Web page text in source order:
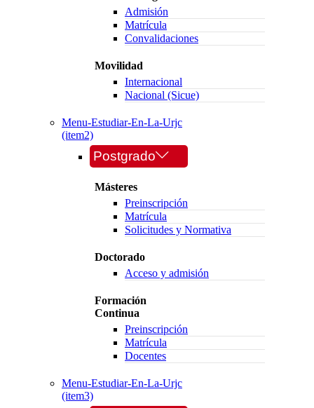
Admisión
Matrícula
Convalidaciones
Movilidad
Internacional
Nacional (Sicue)
Menu-Estudiar-En-La-Urjc
(item2)
Postgrado
Másteres
Preinscripción
Matrícula
Solicitudes y Normativa
Doctorado
Acceso y admisión
Formación
Continua
Preinscripción
Matrícula
Docentes
Menu-Estudiar-En-La-Urjc
(item3)